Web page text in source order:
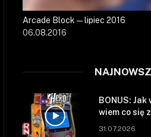
Arcade Block — lipiec 2016
06.08.2016
BONUS:
wiem co się
się zepsuł.
31.07.2026